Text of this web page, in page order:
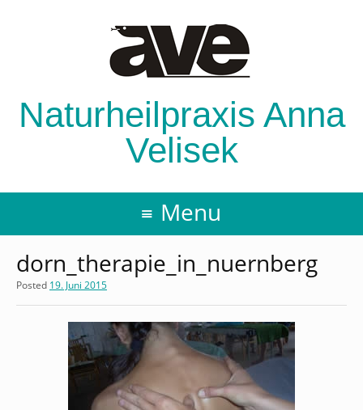
Naturheilpraxis Anna
Velisek
Menu
dorn_therapie_in_nuernberg
Posted 19. Juni 2015